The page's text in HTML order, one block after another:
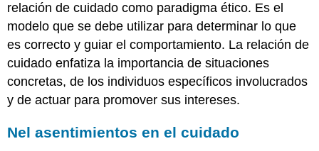
relación de cuidado como paradigma ético. Es el
modelo que se debe utilizar para determinar lo que
es correcto y guiar el comportamiento. La relación de
cuidado enfatiza la importancia de situaciones
concretas, de los individuos específicos involucrados
y de actuar para promover sus intereses.
Nel asentimientos en el cuidado